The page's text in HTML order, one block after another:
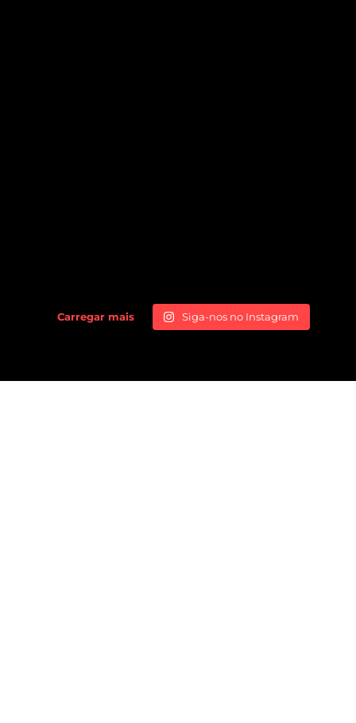
Carregar mais Siga-nos no Instagram